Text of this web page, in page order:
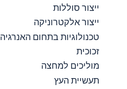
ייצור סוללות
ייצור אלקטרוניקה
טכנולוגיות בתחום האנרגיה
זכוכית
מוליכים למחצה
תעשיית העץ